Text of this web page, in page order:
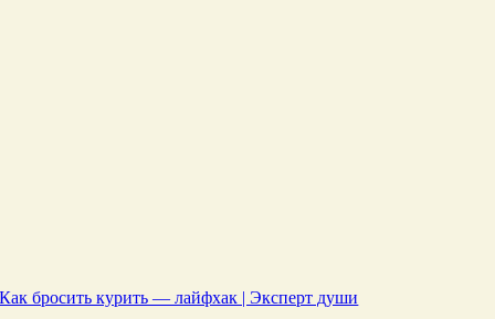
Как бросить курить — лайфхак | Эксперт души